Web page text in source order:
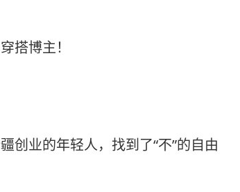
搭博主！
创业的年轻人，找到了“不”的自由